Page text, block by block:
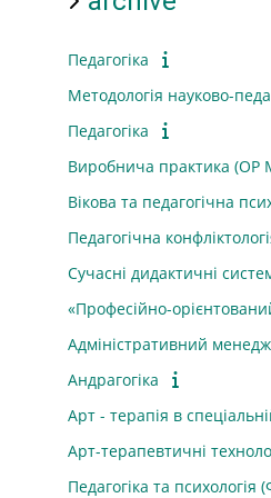
Педагогіка
Методологія науково-
Педагогіка
Виробнича практика (ОР
Вікова та педагогічна
Педагогічна
Сучасні дидактичні
«Професійно-
Адміністративний
Андрагогіка
Арт - терапія в
Арт-терапевтичні
Педагогіка та психологія